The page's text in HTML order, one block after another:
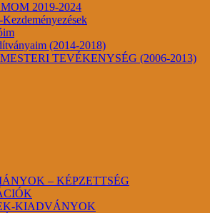
2019-2024
Kezdeményezések
(2014-2018)
TEVÉKENYSÉG (2006-2013)
– KÉPZETTSÉG
KIADVÁNYOK